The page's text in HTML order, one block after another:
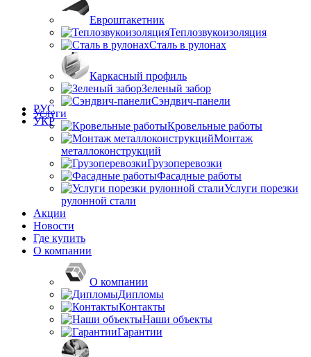
РУС
УКР
Евроштакетник
Теплозвукоизоляция
Сталь в рулонах
Каркасный профиль
Зеленый забор
Сэндвич-панели
Услуги
Кровельные работы
Монтаж
металлоконструкций
Грузоперевозки
Фасадные работы
Услуги порезки
рулонной стали
Акции
Новости
Где купить
О компании
О компании
Дипломы
Контакты
Наши объекты
Гарантии